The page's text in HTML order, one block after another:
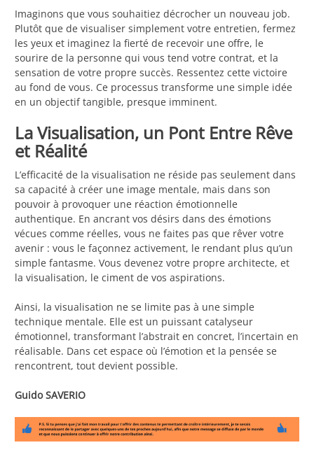
Imaginons que vous souhaitiez décrocher un nouveau job.
Plutôt que de visualiser simplement votre entretien, fermez
les yeux et imaginez la fierté de recevoir une offre, le
sourire de la personne qui vous tend votre contrat, et la
sensation de votre propre succès. Ressentez cette victoire
au fond de vous. Ce processus transforme une simple idée
en un objectif tangible, presque imminent.
La Visualisation, un Pont Entre Rêve
et Réalité
L’efficacité de la visualisation ne réside pas seulement dans
sa capacité à créer une image mentale, mais dans son
pouvoir à provoquer une réaction émotionnelle
authentique. En ancrant vos désirs dans des émotions
vécues comme réelles, vous ne faites pas que rêver votre
avenir : vous le façonnez activement, le rendant plus qu’un
simple fantasme. Vous devenez votre propre architecte, et
la visualisation, le ciment de vos aspirations.
Ainsi, la visualisation ne se limite pas à une simple
technique mentale. Elle est un puissant catalyseur
émotionnel, transformant l’abstrait en concret, l’incertain en
réalisable. Dans cet espace où l’émotion et la pensée se
rencontrent, tout devient possible.
Guido SAVERIO